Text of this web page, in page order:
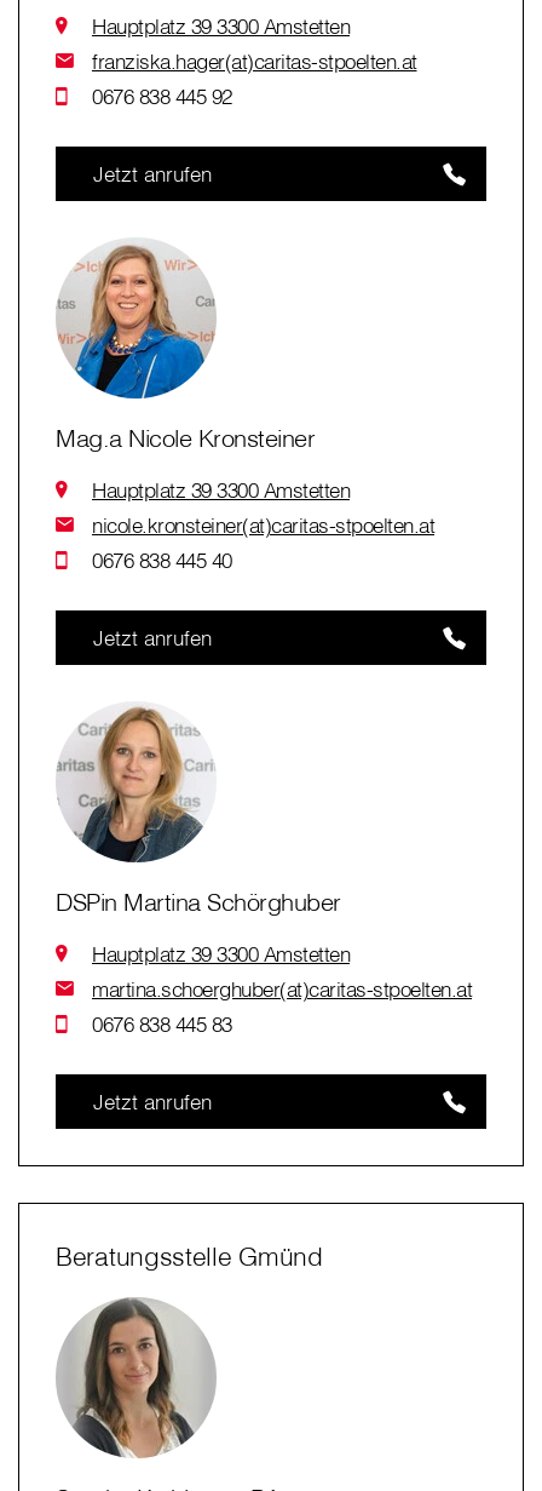
Hauptplatz 39 3300 Amstetten
franziska.hager(at)caritas-stpoelten.at
0676 838 445 92
Jetzt anrufen
Mag.a Nicole Kronsteiner
Hauptplatz 39 3300 Amstetten
nicole.kronsteiner(at)caritas-stpoelten.at
0676 838 445 40
Jetzt anrufen
DSPin Martina Schörghuber
Hauptplatz 39 3300 Amstetten
martina.schoerghuber(at)caritas-stpoelten.at
0676 838 445 83
Jetzt anrufen
Beratungsstelle Gmünd